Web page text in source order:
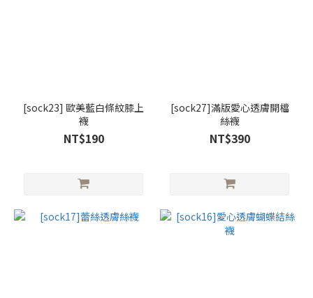
[sock23] 歐美藍白條紋膝上
襪
NT$190
[sock27]滿版愛心透膚開檔
絲襪
NT$390